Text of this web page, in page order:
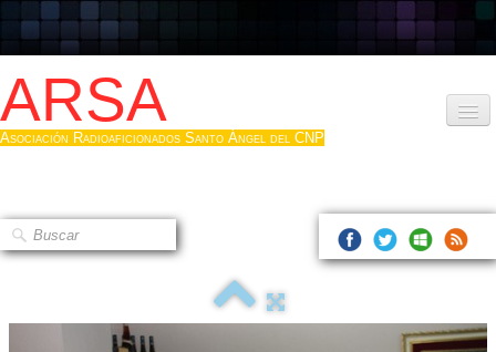
ARSA
Asociación Radioaficionados Santo Ángel del CNP
Que es la ARSA
Hacerse socio